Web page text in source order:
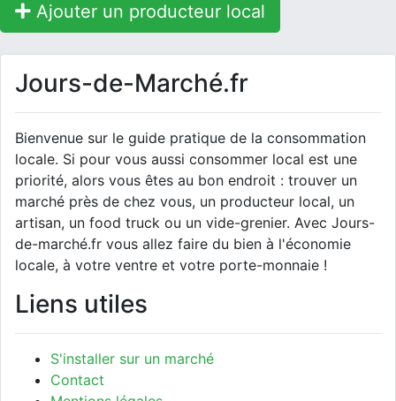
Ajouter un producteur local
Jours-de-Marché.fr
Bienvenue sur le guide pratique de la consommation
locale. Si pour vous aussi consommer local est une
priorité, alors vous êtes au bon endroit : trouver un
marché près de chez vous, un producteur local, un
artisan, un food truck ou un vide-grenier. Avec Jours-
de-marché.fr vous allez faire du bien à l'économie
locale, à votre ventre et votre porte-monnaie !
Liens utiles
S'installer sur un marché
Contact